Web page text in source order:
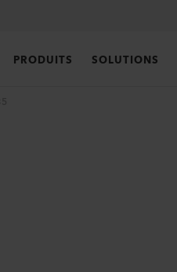
PRODUITS SOLUTIONS